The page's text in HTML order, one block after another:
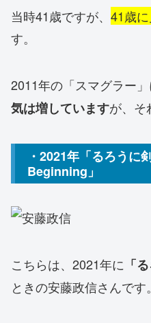
当時41歳ですが、 41歳
す。
2011年の「スマグラー
気は増していますが、そ
・2021年「るろう
Beginning」
こちらは、2021年に 「
ときの安藤政信さんです。